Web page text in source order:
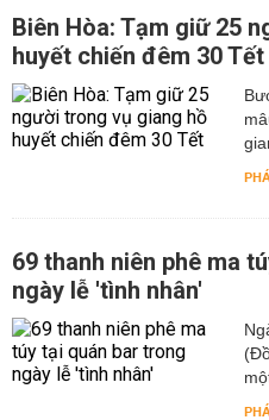
Biên Hòa: Tạm giữ 25
huyết chiến đêm 30 Tết
69 thanh niên phê ma
ngày lễ 'tình nhân'